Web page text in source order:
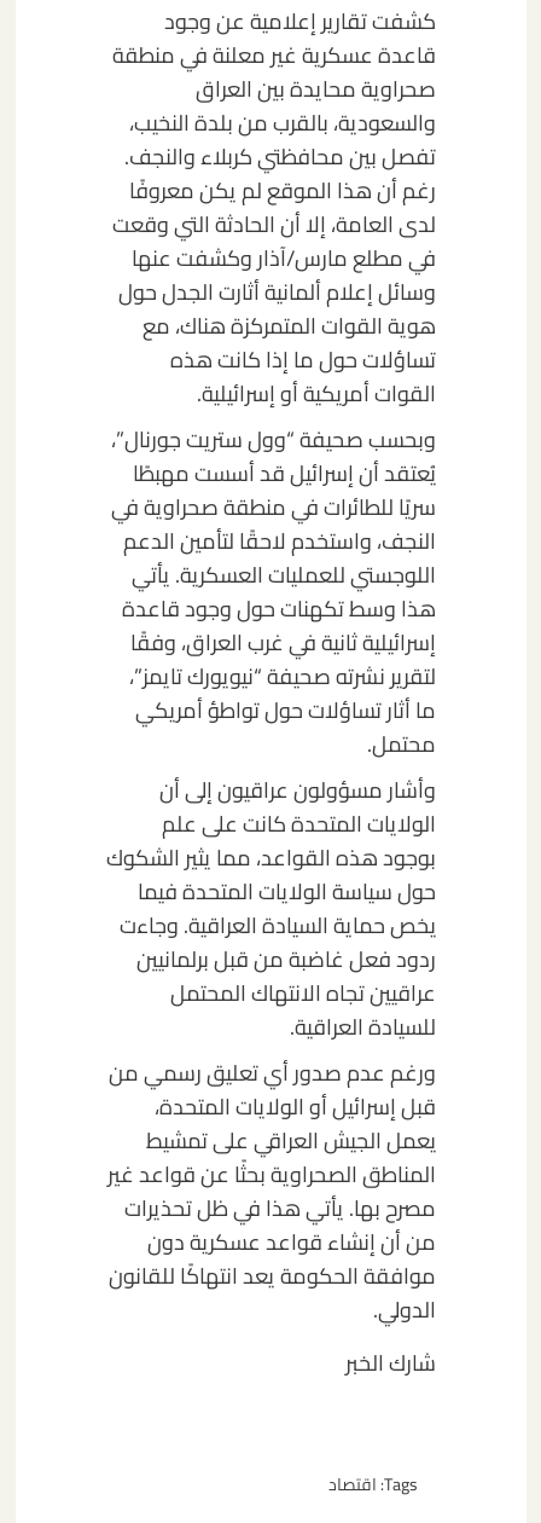
كشفت تقارير إعلامية عن وجود
قاعدة عسكرية غير معلنة في منطقة
صحراوية محايدة بين العراق
والسعودية، بالقرب من بلدة النخيب،
تفصل بين محافظتي كربلاء والنجف.
رغم أن هذا الموقع لم يكن معروفًا
لدى العامة، إلا أن الحادثة التي وقعت
في مطلع مارس/آذار وكشفت عنها
وسائل إعلام ألمانية أثارت الجدل حول
هوية القوات المتمركزة هناك، مع
تساؤلات حول ما إذا كانت هذه
القوات أمريكية أو إسرائيلية.
وبحسب صحيفة “وول ستريت جورنال”،
يُعتقد أن إسرائيل قد أسست مهبطًا
سريًا للطائرات في منطقة صحراوية في
النجف، واستخدم لاحقًا لتأمين الدعم
اللوجستي للعمليات العسكرية. يأتي
هذا وسط تكهنات حول وجود قاعدة
إسرائيلية ثانية في غرب العراق، وفقًا
لتقرير نشرته صحيفة “نيويورك تايمز”،
ما أثار تساؤلات حول تواطؤ أمريكي
محتمل.
وأشار مسؤولون عراقيون إلى أن
الولايات المتحدة كانت على علم
بوجود هذه القواعد، مما يثير الشكوك
حول سياسة الولايات المتحدة فيما
يخص حماية السيادة العراقية. وجاءت
ردود فعل غاضبة من قبل برلمانيين
عراقيين تجاه الانتهاك المحتمل
للسيادة العراقية.
ورغم عدم صدور أي تعليق رسمي من
قبل إسرائيل أو الولايات المتحدة،
يعمل الجيش العراقي على تمشيط
المناطق الصحراوية بحثًا عن قواعد غير
مصرح بها. يأتي هذا في ظل تحذيرات
من أن إنشاء قواعد عسكرية دون
موافقة الحكومة يعد انتهاكًا للقانون
الدولي.
شارك الخبر
Tags: اقتصاد